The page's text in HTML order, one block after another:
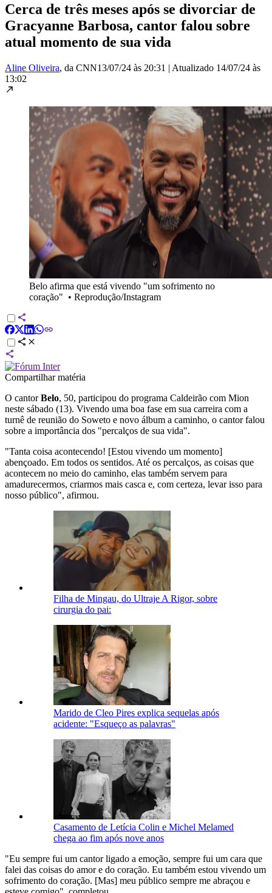
Cerca de três meses após se divorciar de
Gracyanne Barbosa, cantor falou sobre
atual momento de sua vida
Aline Oliveira, da CNN13/07/24 às 20:31 | Atualizado 14/07/24 às
13:02
Belo afirma que está vivendo "um sofrimento no
coração" • Reprodução/Instagram
Compartilhar matéria
O cantorBelo, 50, participou do programa Caldeirão com Mion
neste sábado (13). Vivendo uma boa fase em sua carreira com a
turnê de reunião do Soweto e novo álbum a caminho, o cantor falou
sobre a importância dos "percalços de sua vida".
"Tanta coisa acontecendo! [Estou vivendo um momento]
abençoado. Em todos os sentidos. Até os percalços, as coisas que
acontecem no meio do caminho, elas também servem para
amadurecermos, criarmos mais casca e, com certeza, levar isso para
nosso público", afirmou.
Filha de Mingau, do Ultraje A Rigor, sobre
cirurgia do pai:
Marido de Cleo Pires explica sequelas após
acidente: "Esqueço as palavras"
Casamento de Letícia Colin e Michel Melamed
chega ao fim após nove anos
"Eu sempre fui um cantor ligado a emoção, sempre fui um cara que
falei das coisas do amor e do coração. Eu também estou vivendo um
sofrimento do coração. [Mas] meu público sempre me abraçou e